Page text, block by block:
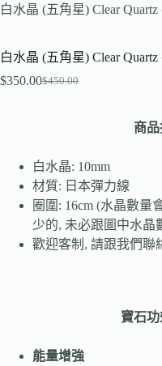
白水晶 (五角星) Clear Quartz
白水晶 (五角星) Clear Quartz
$450.00
$350.00
商
白水晶: 10mm
材質: 日本彈力線
圈圍: 16cm (水晶數量
少的, 未必跟圖中水晶
歡迎客制, 請跟我們聯
寶石
能量增強